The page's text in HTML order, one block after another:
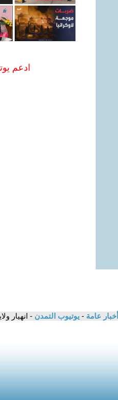
ادعم
أخبار عامة - يوتيوب التمدن - انهيار